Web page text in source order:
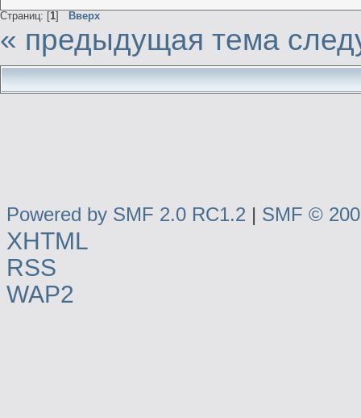
Страниц: [1] Вверх
« предыдущая тема
Powered by SMF 2.0 RC1.2 | SMF ©
XHTML
RSS
WAP2